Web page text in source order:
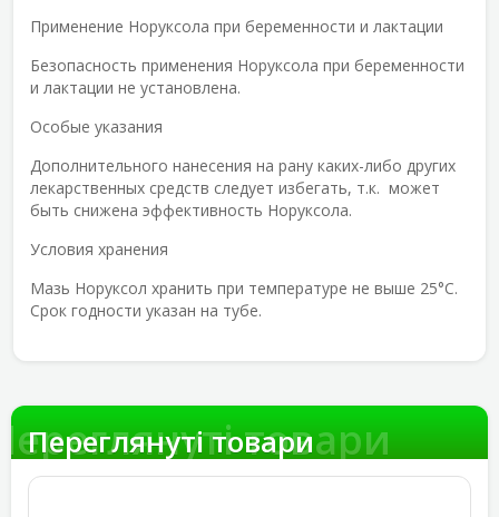
Применение Норуксола при беременности и лактации
Безопасность применения Норуксола при беременности
и лактации не установлена.
Особые указания
Дополнительного нанесения на рану каких-либо других
лекарственных средств следует избегать, т.к. может
быть снижена эффективность Норуксола.
Условия хранения
Мазь Норуксол хранить при температуре не выше 25°C.
Срок годности указан на тубе.
товари
Переглянуті товари